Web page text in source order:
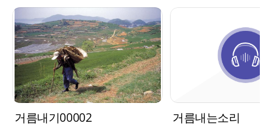
거름내기00002 거름내는소리